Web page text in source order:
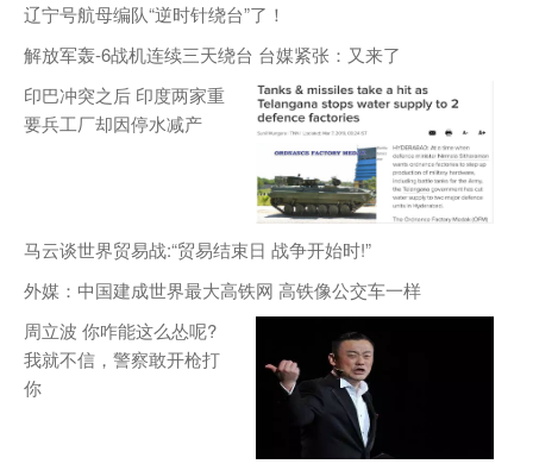
辽宁号航母编队“逆时针绕台”了！
解放军轰-6战机连续三天绕台 台媒紧张：又来了
印巴冲突之后 印度两家重
要兵工厂却因停水减产
马云谈世界贸易战:“贸易结束日 战争开始时!”
外媒：中国建成世界最大高铁网 高铁像公交车一样
周立波 你咋能这么怂呢?
我就不信，警察敢开枪打
你